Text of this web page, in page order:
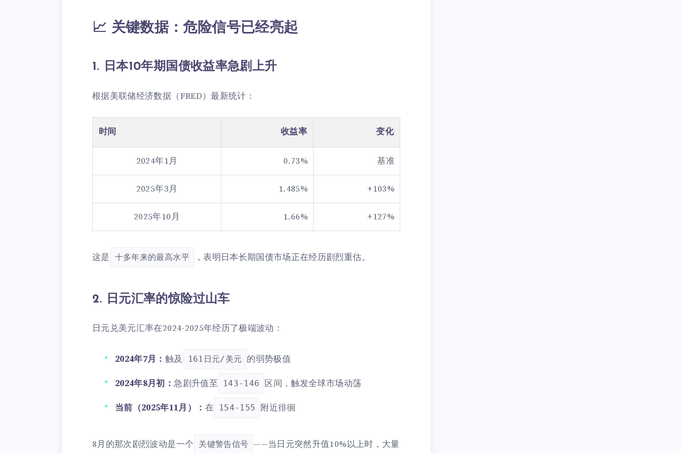
📈 关键数据：危险信号已经亮起
1. 日本10年期国债收益率急剧上升
根据美联储经济数据（FRED）最新统计：
时间 收益率 变化
2024年1月 0.73% 基准
2025年3月 1.485% +103%
2025年10月 1.66% +127%
这是 十多年来的最高水平 ，表明日本长期国债市场正在经历剧烈重估。
2. 日元汇率的惊险过山车
日元兑美元汇率在2024-2025年经历了极端波动：
2024年7月： 触及 161日元/美元 的弱势极值
2024年8月初：急剧升值至 143-146 区间，触发全球市场动荡
当前（2025年11月）： 在 154-155 附近徘徊
8月的那次剧烈波动是一个 关键警告信号 ——当日元突然升值10%以上时，大量